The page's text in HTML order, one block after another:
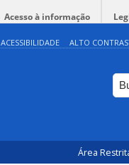
Acesso à informação
ACESSIBILIDADE ALTO
Área